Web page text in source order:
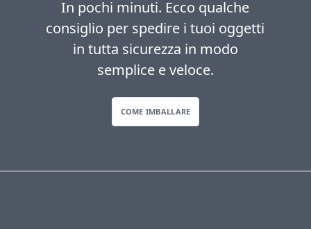
In pochi minuti. Ecco qualche
consiglio per spedire i tuoi oggetti
in tutta sicurezza in modo
semplice e veloce.
COME IMBALLARE